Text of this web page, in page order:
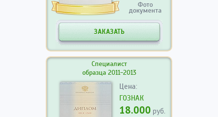
Фото
документа
ЗАКАЗАТЬ
Специалист
образца 2011-2013
Цена:
ГОЗНАК
18.000 руб.